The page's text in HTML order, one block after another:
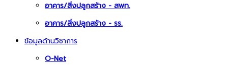
อาคาร/สิ่งปลูกสร้าง - สพท.
อาคาร/สิ่งปลูกสร้าง - รร.
ข้อมูลด้านวิชาการ
O-Net